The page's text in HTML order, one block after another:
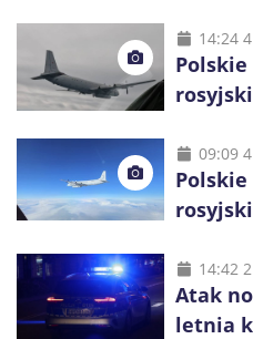
14:24
09:09
14:42
Atak
letnia